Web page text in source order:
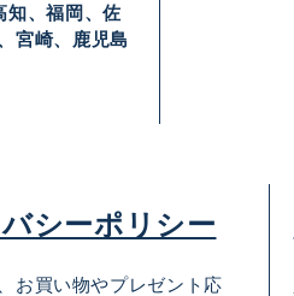
知、福岡、佐
宮崎、鹿児島
シーポリシー
お買い物やプレゼント応